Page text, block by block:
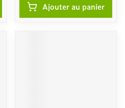
Ajouter au panier